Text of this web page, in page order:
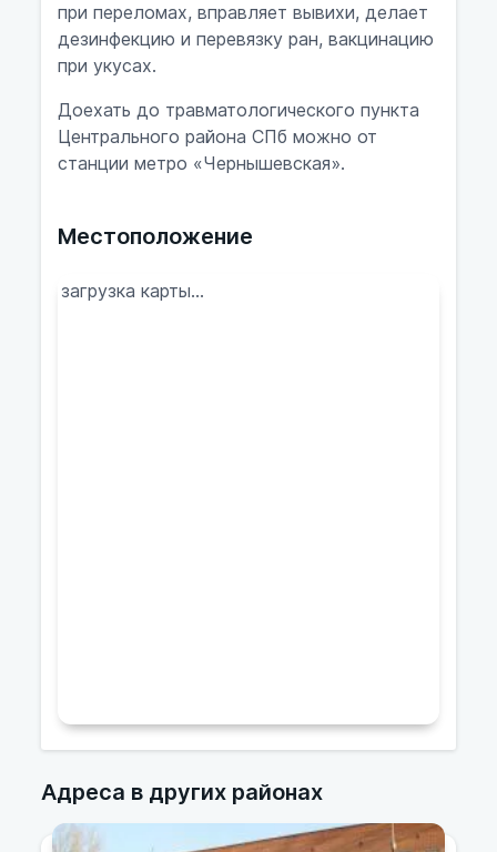
при переломах, вправляет вывихи, делает
дезинфекцию и перевязку ран, вакцинацию
при укусах.
Доехать до травматологического пункта
Центрального района СПб можно от
станции метро «Чернышевская».
Местоположение
загрузка карты...
Адреса в других районах